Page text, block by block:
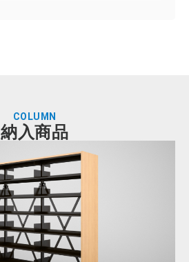
COLUMN
納入商品